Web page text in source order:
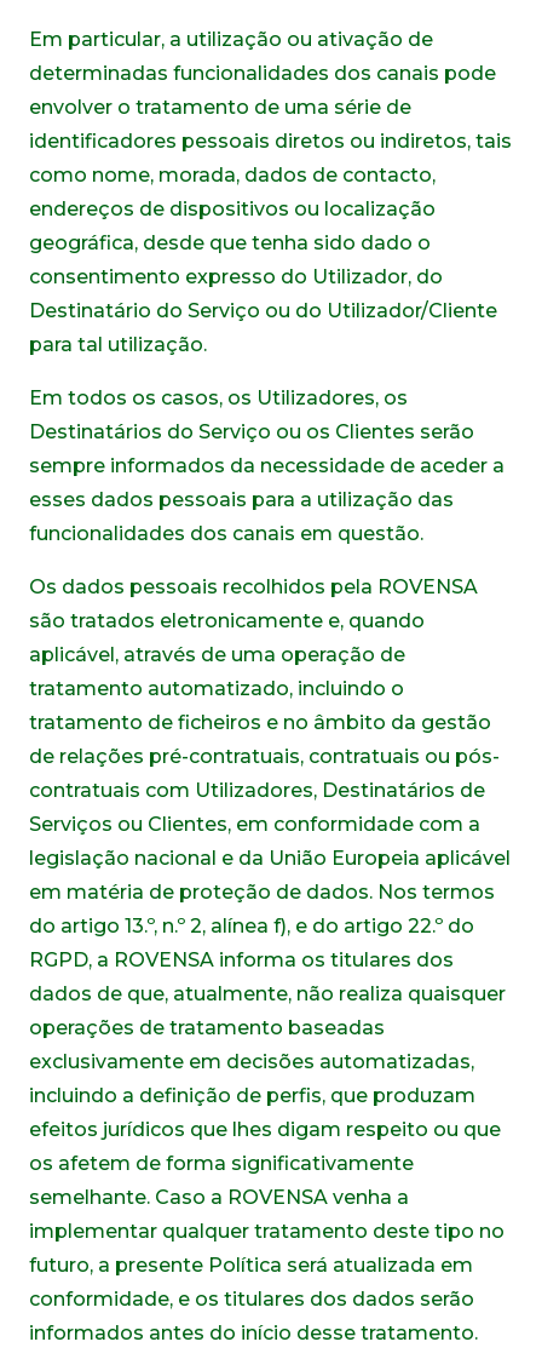
Em particular, a utilização ou ativação de
determinadas funcionalidades dos canais pode
envolver o tratamento de uma série de
identificadores pessoais diretos ou indiretos, tais
como nome, morada, dados de contacto,
endereços de dispositivos ou localização
geográfica, desde que tenha sido dado o
consentimento expresso do Utilizador, do
Destinatário do Serviço ou do Utilizador/Cliente
para tal utilização.
Em todos os casos, os Utilizadores, os
Destinatários do Serviço ou os Clientes serão
sempre informados da necessidade de aceder a
esses dados pessoais para a utilização das
funcionalidades dos canais em questão.
Os dados pessoais recolhidos pela ROVENSA
são tratados eletronicamente e, quando
aplicável, através de uma operação de
tratamento automatizado, incluindo o
tratamento de ficheiros e no âmbito da gestão
de relações pré-contratuais, contratuais ou pós-
contratuais com Utilizadores, Destinatários de
Serviços ou Clientes, em conformidade com a
legislação nacional e da União Europeia aplicável
em matéria de proteção de dados. Nos termos
do artigo 13.º, n.º 2, alínea f), e do artigo 22.º do
RGPD, a ROVENSA informa os titulares dos
dados de que, atualmente, não realiza quaisquer
operações de tratamento baseadas
exclusivamente em decisões automatizadas,
incluindo a definição de perfis, que produzam
efeitos jurídicos que lhes digam respeito ou que
os afetem de forma significativamente
semelhante. Caso a ROVENSA venha a
implementar qualquer tratamento deste tipo no
futuro, a presente Política será atualizada em
conformidade, e os titulares dos dados serão
informados antes do início desse tratamento.